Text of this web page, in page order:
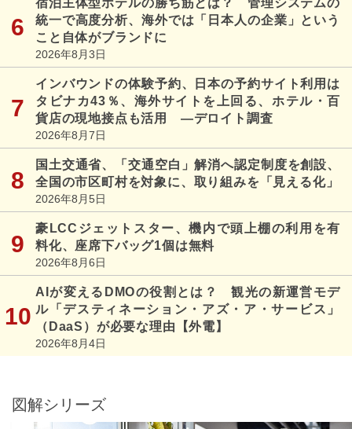
宿泊主体型ホテルの勝ち筋とは？ 管理システムの
統一で高度分析、海外では「日本人の企業」という
こと自体がブランドに
2026年8月3日
インバウンドの体験予約、日本の予約サイト利用は
タビナカ43％、海外サイトを上回る、ホテル・百
貨店の現地接点も活用 ―デロイト調査
2026年8月7日
国土交通省、「交通空白」解消へ認定制度を創設、
全国の市区町村を対象に、取り組みを「見える化」
2026年8月5日
豪LCCジェットスター、機内で頭上棚の利用を有
料化、座席下バッグ1個は無料
2026年8月6日
AIが変えるDMOの役割とは？ 観光の新運営モデ
ル「デスティネーション・アズ・ア・サービス」
（DaaS）が必要な理由【外電】
2026年8月4日
図解シリーズ